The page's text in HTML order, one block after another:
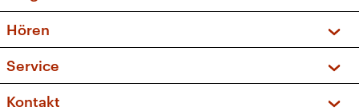
Sendungen und Podcasts
Musikliste
Kakadu – Das Kinderprogramm
Hören
Frequenzen (UKW + DAB+)
Service
FAQ
Kontakt